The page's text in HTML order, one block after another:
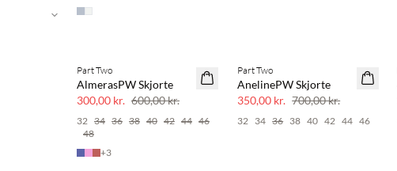
SAVE20
Part Two
AlmerasPW Skjorte
300,00 kr. 600,00 kr.
32 34 36 38 40 42 44 46
48
+3
SAVE20
Part Two
AnelinePW Skjorte
350,00 kr. 700,00 kr.
32 34 36 38 40 42 44 46